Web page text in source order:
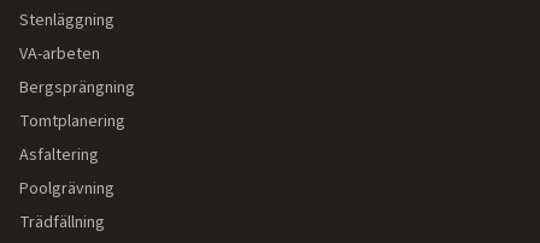
Stenläggning
VA-arbeten
Bergsprängning
Tomtplanering
Asfaltering
Poolgrävning
Trädfällning